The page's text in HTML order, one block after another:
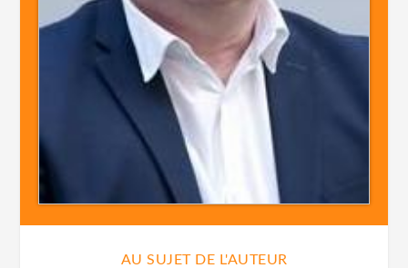
AU SUJET DE L'AUTEUR